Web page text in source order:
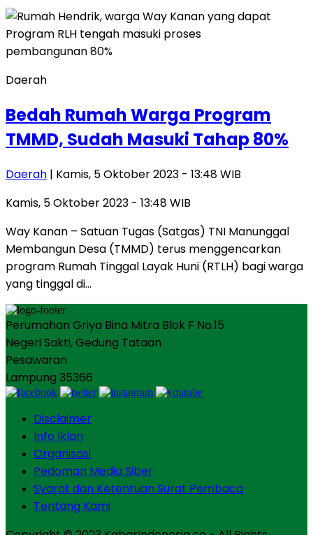
Daerah
Bedah Rumah Warga Program
TMMD, Sudah Masuki Tahap 80%
Daerah | Kamis, 5 Oktober 2023 - 13:48 WIB
Kamis, 5 Oktober 2023 - 13:48 WIB
Way Kanan – Satuan Tugas (Satgas) TNI Manunggal
Membangun Desa (TMMD) terus menggencarkan
program Rumah Tinggal Layak Huni (RTLH) bagi warga
yang tinggal di…
Perumahan Griya Bina Mitra Blok F No.15
Negeri Sakti, Gedung Tataan
Pesawaran
Lampung 35366
Disclaimer
Info Iklan
Organisasi
Pedoman Media Siber
Syarat dan Ketentuan Surat Pembaca
Tentang Kami